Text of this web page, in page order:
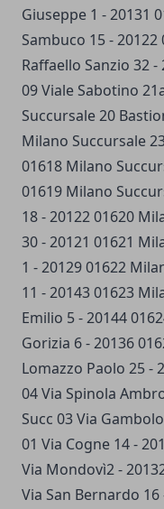
Giuseppe 1 - 20131
Sambuco 15 -
Raffaello Sanzio 32
09 Viale Sabotino
Succursale 20
Milano Succursale
01618 Milano
01619 Milano
18 - 20122 01620
30 - 20121 01621
1 - 20129 01622
11 - 20143 01623
Emilio 5 - 20144
Gorizia 6 - 20136
Lomazzo Paolo 25 -
04 Via Spinola
Succ 03 Via
01 Via Cogne 14 -
Via Mondovì2 -
Via San Bernardo